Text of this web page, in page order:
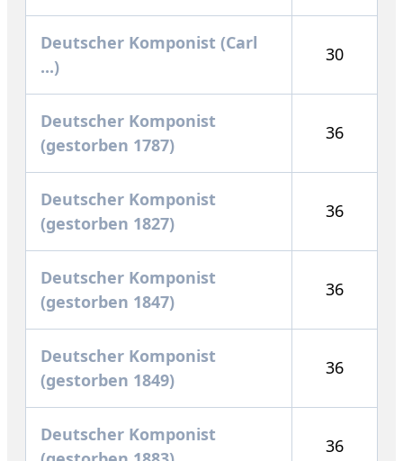
Deutscher Komponist (Carl
...)
30
Deutscher Komponist
(gestorben 1787)
36
Deutscher Komponist
(gestorben 1827)
36
Deutscher Komponist
(gestorben 1847)
36
Deutscher Komponist
(gestorben 1849)
36
Deutscher Komponist
36